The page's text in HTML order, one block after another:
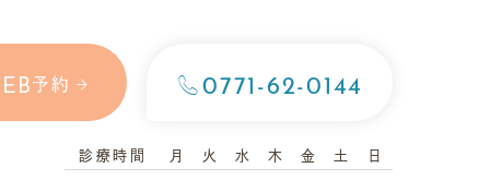
予約 0771-62-0144
診療時間 月 火 水 木 金 土 日